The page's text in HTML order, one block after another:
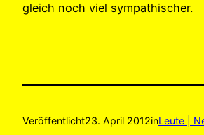
gleich noch viel sympathischer.
Veröffentlicht23. April 2012inLeute |